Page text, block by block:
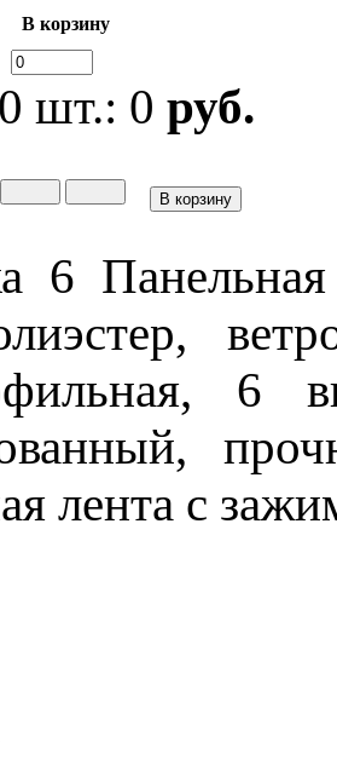
В корзину
0 шт.: 0 руб.
6
6
лента с